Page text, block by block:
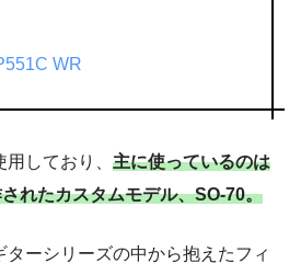
WR
しており、 主に使っているのは
れたカスタムモデル、SO-70。
ーシリーズの中から抱えたフィ